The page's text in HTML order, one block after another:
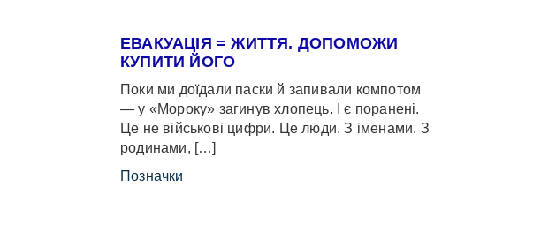
ЕВАКУАЦІЯ = ЖИТТЯ. ДОПОМОЖИ
КУПИТИ ЙОГО
Поки ми доїдали паски й запивали компотом
— у «Мороку» загинув хлопець. І є поранені.
Це не військові цифри. Це люди. З іменами. З
родинами, […]
Позначки